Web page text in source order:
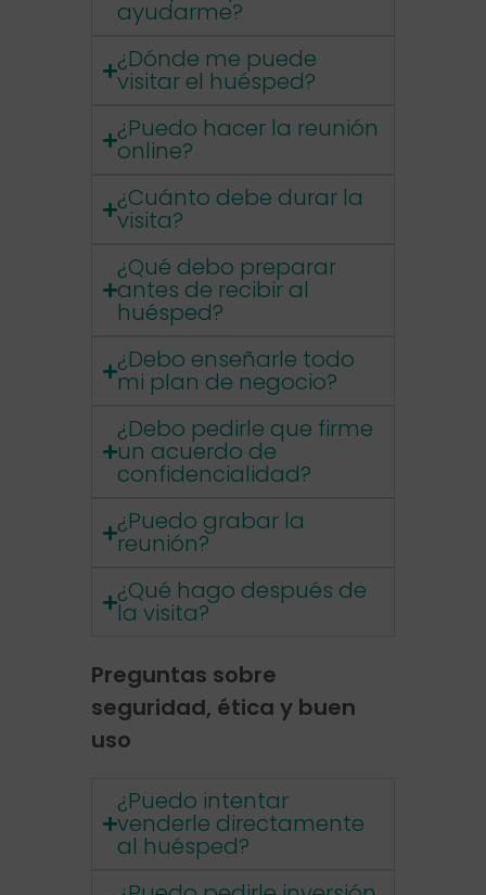
ayudarme?
¿Dónde me puede
visitar el huésped?
¿Puedo hacer la reunión
online?
¿Cuánto debe durar la
visita?
¿Qué debo preparar
antes de recibir al
huésped?
¿Debo enseñarle todo
mi plan de negocio?
¿Debo pedirle que firme
un acuerdo de
confidencialidad?
¿Puedo grabar la
reunión?
¿Qué hago después de
la visita?
Preguntas sobre
seguridad, ética y buen
uso
¿Puedo intentar
venderle directamente
al huésped?